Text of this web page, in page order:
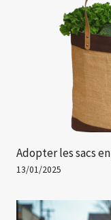
Adopter les sacs
13/01/2025